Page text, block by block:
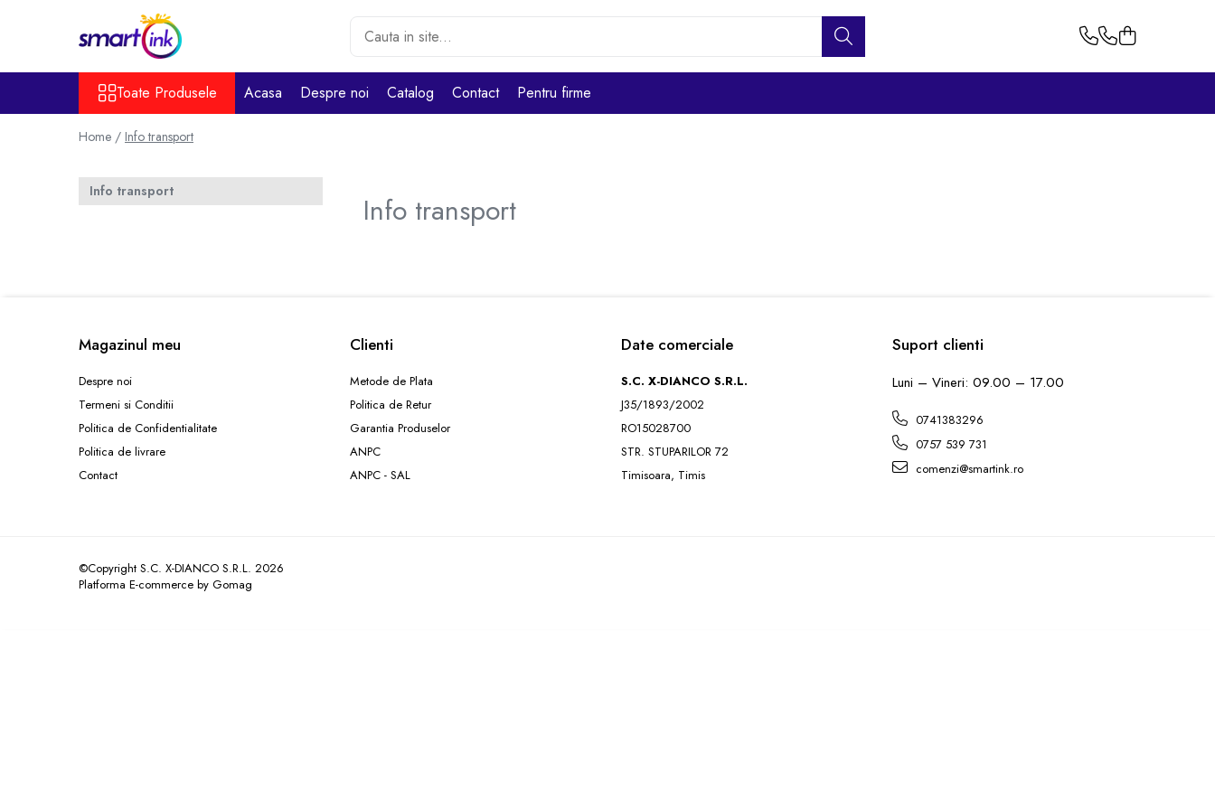
Toate Produsele Acasa Despre noi Catalog Contact Pentru firme
Home / Info transport
Info transport
Info transport
Magazinul meu
Despre noi
Termeni si Conditii
Politica de Confidentialitate
Politica de livrare
Contact
Clienti
Metode de Plata
Politica de Retur
Garantia Produselor
ANPC
ANPC - SAL
Date comerciale
S.C. X-DIANCO S.R.L.
J35/1893/2002
RO15028700
STR. STUPARILOR 72
Timisoara, Timis
Suport clienti
Luni – Vineri: 09.00 – 17.00
0741383296
0757 539 731
comenzi@smartink.ro
©Copyright S.C. X-DIANCO S.R.L. 2026
Platforma E-commerce by Gomag